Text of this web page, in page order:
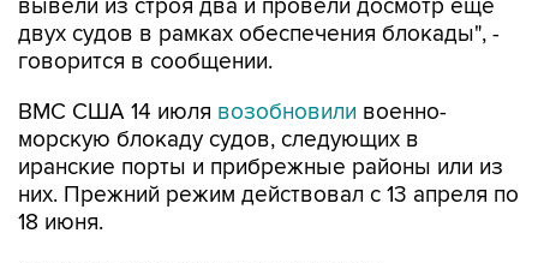
говорится в сообщении.
ВМС США 14 июлявозобновили
иранские порты и прибрежные районы или из
них. Прежний режим действовал с 13 апреля по
18 июня.
За два месяца силы Центрального